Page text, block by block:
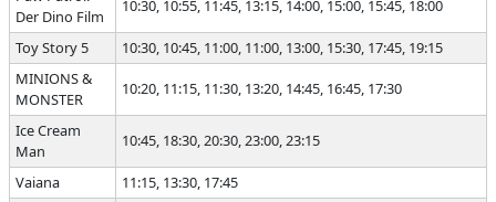
Der Dino Film
10:30, 10:55, 11:45, 13:15, 14:00, 15:00, 15:45, 18:00
Toy Story 5
10:30, 10:45, 11:00, 11:00, 13:00, 15:30, 17:45, 19:15
MINIONS &
MONSTER
10:20, 11:15, 11:30, 13:20, 14:45, 16:45, 17:30
Ice Cream
Man
10:45, 18:30, 20:30, 23:00, 23:15
Vaiana
11:15, 13:30, 17:45